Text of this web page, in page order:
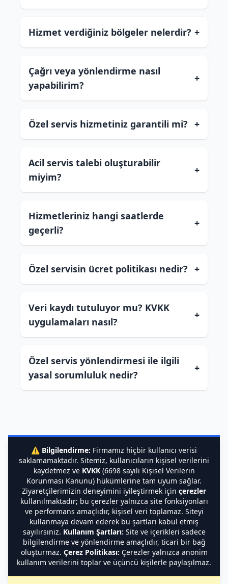
Hizmet verdiğiniz bölgeler nelerdir? +
Çağrı veya yönlendirme nasıl
yapabilirim?
+
Özel servis hizmetiniz garantili mi? +
Acil servis talebi oluşturabilir
miyim?
+
Hizmetleriniz hangi saatlerde
geçerli?
+
Özel servisin ücret politikası nedir? +
Veri kaydı tutuluyor mu? KVKK
uygulamaları nasıl?
+
Özel servis yönlendirmesi ile ilgili
yasal sorumluluk nedir?
+
⚠️ Bilgilendirme: Firmamız hiçbir kullanıcı verisi
saklamamaktadır. Sitemiz, kullanıcıların kişisel verilerini
kaydetmez ve KVKK(6698 sayılı Kişisel Verilerin
Korunması Kanunu) hükümlerine tam uyum sağlar.
Ziyaretçilerimizin deneyimini iyileştirmek için çerezler
kullanılmaktadır; bu çerezler yalnızca site fonksiyonları
ve performans amaçlıdır, kişisel veri toplamaz. Siteyi
kullanmaya devam ederek bu şartları kabul etmiş
sayılırsınız. Kullanım Şartları: Site ve içerikleri sadece
bilgilendirme ve yönlendirme amaçlıdır, ticari bir bağ
oluşturmaz. Çerez Politikası: Çerezler yalnızca anonim
kullanım verilerini toplar ve üçüncü kişilerle paylaşılmaz.